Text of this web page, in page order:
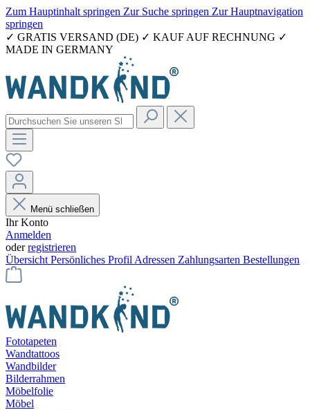
Zum Hauptinhalt springen Zur Suche springen Zur Hauptnavigation
springen
✓ GRATIS VERSAND (DE) ✓ KAUF AUF RECHNUNG ✓
MADE IN GERMANY
Menü schließen
Ihr Konto
Anmelden
oderregistrieren
Übersicht Persönliches Profil Adressen Zahlungsarten Bestellungen
Fototapeten
Wandtattoos
Wandbilder
Bilderrahmen
Möbelfolie
Möbel